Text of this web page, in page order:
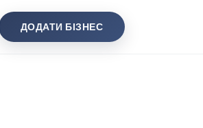
ДОДАТИ БІЗНЕС